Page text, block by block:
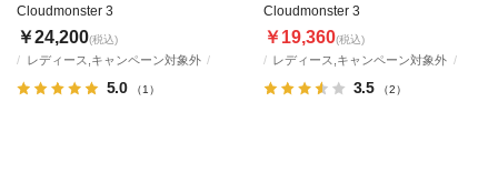
レディース,キャンペーン対象外
5.0 （1）
Cloudmonster 3
￥24,200(税込)
レディース,キャンペーン対象外
3.5 （2）
Cloudmonster 3
￥19,360(税込)